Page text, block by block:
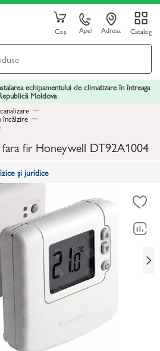
Coș Apel Adresa Catalog
echipamentului de climatizare în întreaga
Moldova
fir Honeywell DT92A1004
și juridice